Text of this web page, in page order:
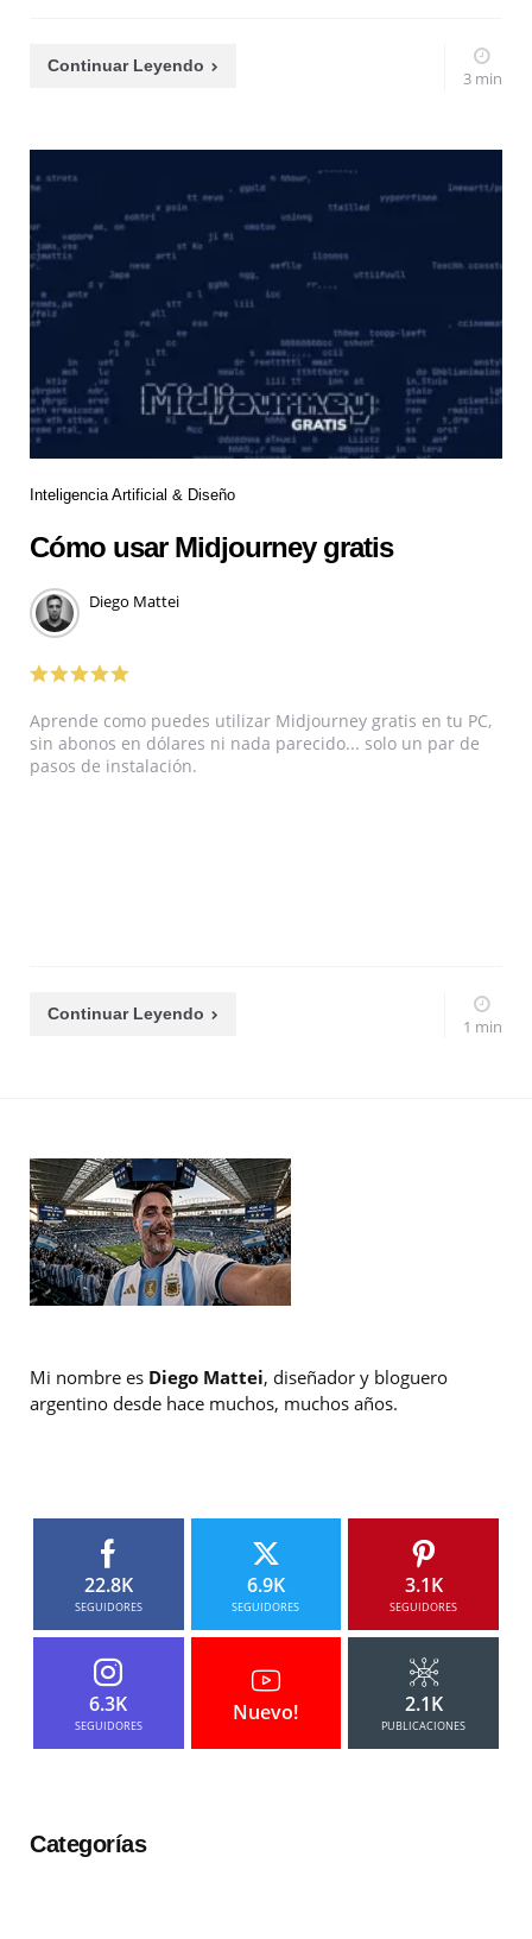
Continuar Leyendo
3 min
Inteligencia Artificial & Diseño
Cómo usar Midjourney gratis
Diego Mattei
Aprende como puedes utilizar Midjourney gratis en tu PC,
sin abonos en dólares ni nada parecido... solo un par de
pasos de instalación.
Continuar Leyendo
1 min
Mi nombre es Diego Mattei, diseñador y bloguero
argentino desde hace muchos, muchos años.
22.8K
SEGUIDORES
6.9K
SEGUIDORES
3.1K
SEGUIDORES
6.3K
SEGUIDORES
Nuevo! 2.1K
PUBLICACIONES
Categorías